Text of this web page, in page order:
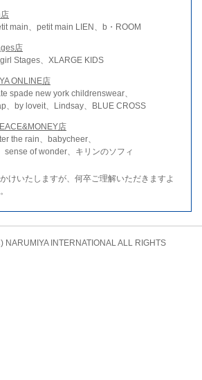
main、petit main LIEN、b・ROOM
店
Stages、XLARGE KIDS
ONLINE店
spade new york childrenswear、
、by loveit、Lindsay、BLUE CROSS
店
the rain、babycheer、
sense of wonder、キリンのソフィ
けいたしますが、何卒ご理解いただきますよ